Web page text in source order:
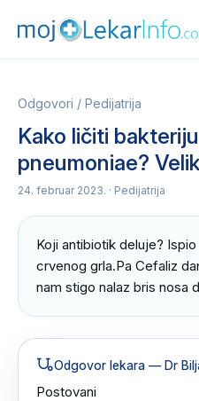
Odgovori / Pedijatrija
Kako ličiti
pneumoniae?
24. februar 2023. · Pedijatrija
Koji antibiotik deluje?
crvenog grla.Pa Cefaliz
nam stigo nalaz bris nosa
Odgovor lekara — Dr
Postovani